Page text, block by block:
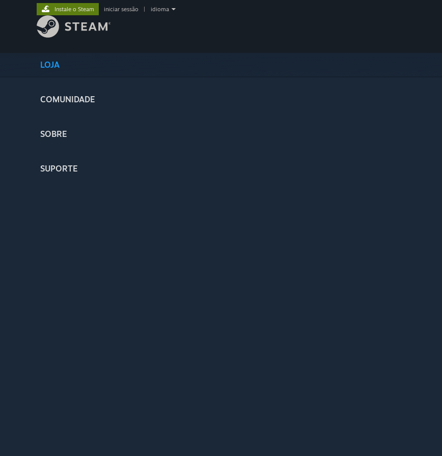
LOJA
COMUNIDADE
SOBRE
SUPORTE
Instale o Steam iniciar sessão idioma